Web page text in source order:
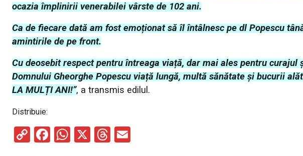
ocazia împlinirii venerabilei vârste de 102 ani.
Ca de fiecare dată am fost emoționat să îl întâlnesc pe dl Popescu
amintirile de pe front.
Cu deosebit respect pentru întreaga viață, dar mai ales pentru
Domnului Gheorghe Popescu viață lungă, multă sănătate și bucurii
LA MULȚI ANI!”, a transmis edilul.
Distribuie:
C
F
W X
T